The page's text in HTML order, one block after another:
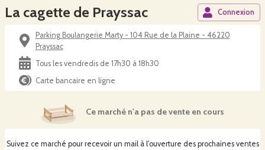
La cagette de Prayssac Connexion
Parking Boulangerie Marty - 104 Rue de la Plaine - 46220
Prayssac
Tous les vendredis de 17h30 à 18h30
Carte bancaire en ligne
Suivez ce marché pour recevoir un mail à l'ouverture des prochaines ventes
Ce marché n'a pas de vente en cours